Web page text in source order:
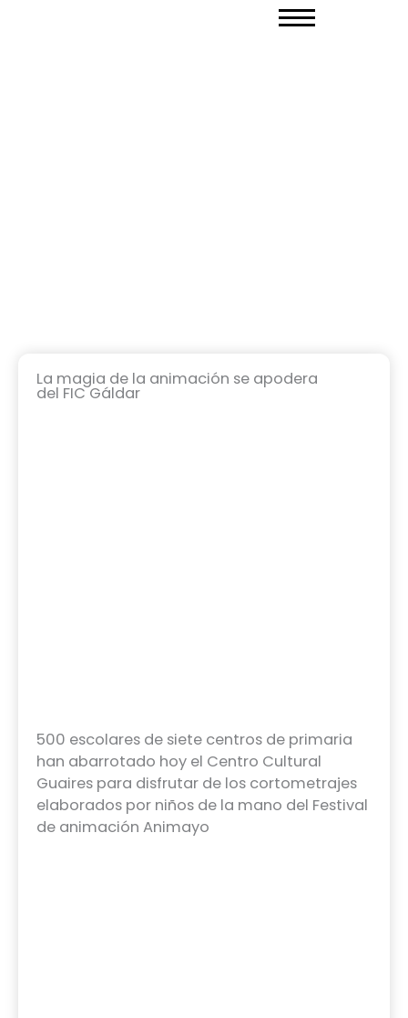
La magia de la animación se apodera
del FIC Gáldar
500 escolares de siete centros de primaria
han abarrotado hoy el Centro Cultural
Guaires para disfrutar de los cortometrajes
elaborados por niños de la mano del Festival
de animación Animayo